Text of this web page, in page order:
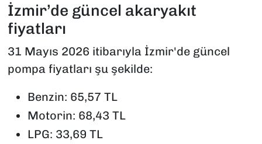
İzmir’de güncel akaryakıt
fiyatları
31 Mayıs 2026 itibarıyla İzmir'de güncel
pompa fiyatları şu şekilde:
Benzin: 65,57 TL
Motorin: 68,43 TL
LPG: 33,69 TL